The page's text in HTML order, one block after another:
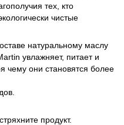
тех, кто
чистые
натуральному маслу
увлажняет, питает и
чему они становятся более
продукт.